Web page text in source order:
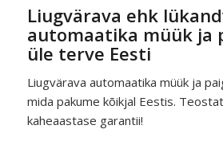
Liugvärava ehk
automaatika müük ja
üle terve Eesti
Liugvärava automaatika müük ja
mida pakume kõikjal Eestis.
kaheaastase garantii!